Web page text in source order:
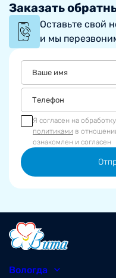
Заказать
Оставьте свой
и мы
Я согласен на
политиками в
ознакомлен и согласен
Вологда